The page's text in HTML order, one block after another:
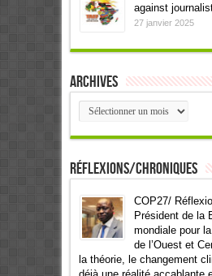
against
27 janvier 2025
Archives
Archives
Réflexions/Chroniques
COP27/
Président de la
mondiale pour
de l’Ouest et
la théorie, le changement